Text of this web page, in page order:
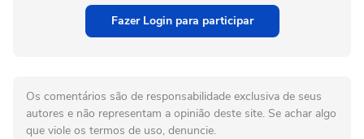
Fazer Login para participar
Os comentários são de responsabilidade exclusiva de seus
autores e não representam a opinião deste site. Se achar algo
que viole os termos de uso, denuncie.